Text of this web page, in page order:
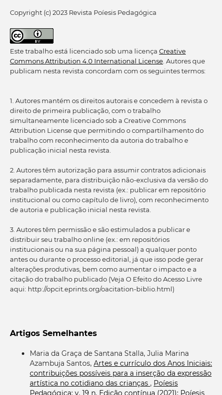
Copyright (c) 2023 Revista Poíesis Pedagógica
Este trabalho está licenciado sob uma licença Creative
Commons Attribution 4.0 International License. Autores que
publicam nesta revista concordam com os seguintes termos:
1. Autores mantém os direitos autorais e concedem à revista o
direito de primeira publicação, com o trabalho
simultaneamente licenciado sob a Creative Commons
Attribution License que permitindo o compartilhamento do
trabalho com reconhecimento da autoria do trabalho e
publicação inicial nesta revista.
2. Autores têm autorização para assumir contratos adicionais
separadamente, para distribuição não-exclusiva da versão do
trabalho publicada nesta revista (ex.: publicar em repositório
institucional ou como capítulo de livro), com reconhecimento
de autoria e publicação inicial nesta revista.
3. Autores têm permissão e são estimulados a publicar e
distribuir seu trabalho online (ex.: em repositórios
institucionais ou na sua página pessoal) a qualquer ponto
antes ou durante o processo editorial, já que isso pode gerar
alterações produtivas, bem como aumentar o impacto e a
citação do trabalho publicado (Veja O Efeito do Acesso Livre
aqui: http://opcit.eprints.org/oacitation-biblio.html)
Artigos Semelhantes
Maria da Graça de Santana Stalla, Julia Marina
Azambuja Santos, Artes e currículo dos Anos Iniciais:
contribuições possíveis para a inserção da expressão
artística no cotidiano das crianças , Poíesis
Pedagógica: v. 19 n. Edição contínua (2021): Poíesis